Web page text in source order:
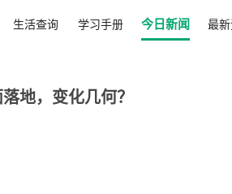
生活查询 学习手册 今日新闻 最
地，变化几何？